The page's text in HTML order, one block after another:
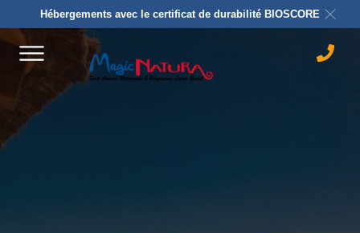
Hébergements avec le certificat de durabilité BIOSCORE